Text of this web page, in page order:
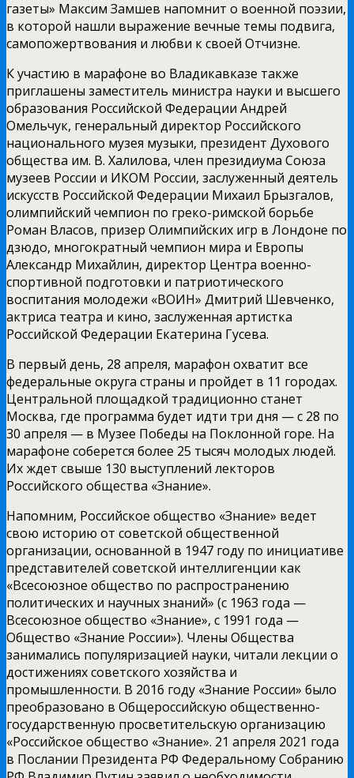
газеты» Максим Замшев напомнит о военной поэзии,
в которой нашли выражение вечные темы подвига,
самопожертвования и любви к своей Отчизне.
К участию в марафоне во Владикавказе также
приглашены заместитель министра науки и высшего
образования Российской Федерации Андрей
Омельчук, генеральный директор Российского
национального музея музыки, президент Духового
общества им. В. Халилова, член президиума Союза
музеев России и ИКОМ России, заслуженный деятель
искусств Российской Федерации Михаил Брызгалов,
олимпийский чемпион по греко-римской борьбе
Роман Власов, призер Олимпийских игр в Лондоне по
дзюдо, многократный чемпион мира и Европы
Александр Михайлин, директор Центра военно-
спортивной подготовки и патриотического
воспитания молодежи «ВОИН» Дмитрий Шевченко,
актриса театра и кино, заслуженная артистка
Российской Федерации Екатерина Гусева.
В первый день, 28 апреля, марафон охватит все
федеральные округа страны и пройдет в 11 городах.
Центральной площадкой традиционно станет
Москва, где программа будет идти три дня — с 28 по
30 апреля — в Музее Победы на Поклонной горе. На
марафоне соберется более 25 тысяч молодых людей.
Их ждет свыше 130 выступлений лекторов
Российского общества «Знание».
Напомним, Российское общество «Знание» ведет
свою историю от советской общественной
организации, основанной в 1947 году по инициативе
представителей советской интеллигенции как
«Всесоюзное общество по распространению
политических и научных знаний» (с 1963 года —
Всесоюзное общество «Знание», с 1991 года —
Общество «Знание России»). Члены Общества
занимались популяризацией науки, читали лекции о
достижениях советского хозяйства и
промышленности. В 2016 году «Знание России» было
преобразовано в Общероссийскую общественно-
государственную просветительскую организацию
«Российское общество «Знание». 21 апреля 2021 года
в Послании Президента РФ Федеральному Собранию